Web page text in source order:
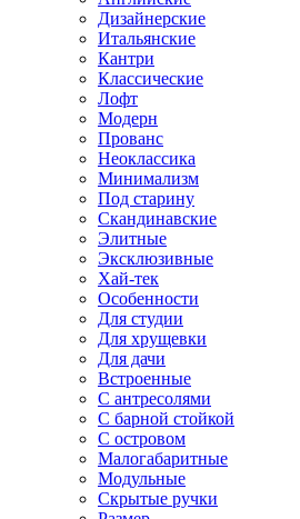
Дизайнерские
Итальянские
Кантри
Классические
Лофт
Модерн
Прованс
Неоклассика
Минимализм
Под старину
Скандинавские
Элитные
Эксклюзивные
Хай-тек
Особенности
Для студии
Для хрущевки
Для дачи
Встроенные
С антресолями
С барной стойкой
С островом
Малогабаритные
Модульные
Скрытые ручки